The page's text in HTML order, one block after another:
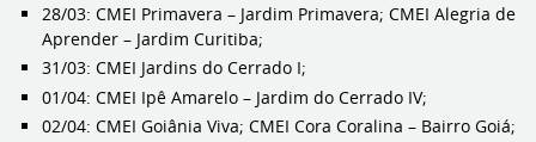
28/03: CMEI Primavera – Jardim Primavera; CMEI Alegria de
Aprender – Jardim Curitiba;
31/03: CMEI Jardins do Cerrado I;
01/04: CMEI Ipê Amarelo – Jardim do Cerrado IV;
02/04: CMEI Goiânia Viva; CMEI Cora Coralina – Bairro Goiá;